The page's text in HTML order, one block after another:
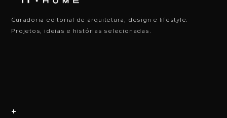
Curadoria editorial de arquitetura, design e lifestyle.
Projetos, ideias e histórias selecionadas.
+